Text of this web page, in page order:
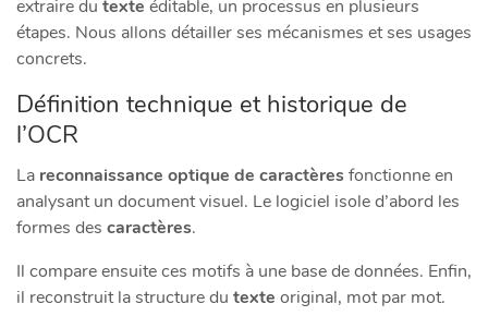
extraire du texte éditable, un processus en plusieurs
étapes. Nous allons détailler ses mécanismes et ses usages
concrets.
Définition technique et historique de
l’OCR
La reconnaissance optique de caractèresfonctionne en
analysant un document visuel. Le logiciel isole d’abord les
formes des caractères.
Il compare ensuite ces motifs à une base de données. Enfin,
il reconstruit la structure du texte original, mot par mot.